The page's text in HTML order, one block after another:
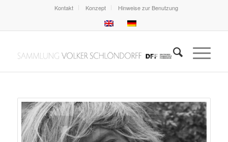
Kontakt Konzept Hinweise zur Benutzung